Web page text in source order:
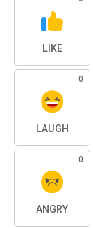
LIKE
0
LAUGH
0
ANGRY